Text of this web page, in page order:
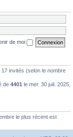
de moi
invités (selon le nombre
de 4401 le mer. 30 juil. 2025,
le plus récent est